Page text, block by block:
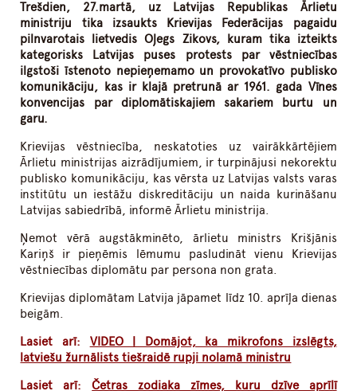
Trešdien, 27.martā, uz Latvijas Republikas Ārlietu
ministriju tika izsaukts Krievijas Federācijas pagaidu
pilnvarotais lietvedis Oļegs Zikovs, kuram tika izteikts
kategorisks Latvijas puses protests par vēstniecības
ilgstoši īstenoto nepieņemamo un provokatīvo publisko
komunikāciju, kas ir klajā pretrunā ar 1961. gada Vīnes
konvencijas par diplomātiskajiem sakariem burtu un
garu.
Krievijas vēstniecība, neskatoties uz vairākkārtējiem
Ārlietu ministrijas aizrādījumiem, ir turpinājusi nekorektu
publisko komunikāciju, kas vērsta uz Latvijas valsts varas
institūtu un iestāžu diskreditāciju un naida kurināšanu
Latvijas sabiedrībā, informē Ārlietu ministrija.
Ņemot vērā augstākminēto, ārlietu ministrs Krišjānis
Kariņš ir pieņēmis lēmumu pasludināt vienu Krievijas
vēstniecības diplomātu par persona non grata.
Krievijas diplomātam Latvija jāpamet līdz 10. aprīļa dienas
beigām.
Lasiet arī: VIDEO | Domājot, ka mikrofons izslēgts,
latviešu žurnālists tiešraidē rupji nolamā ministru
Lasiet arī:Četras zodiaka zīmes, kuru dzīve aprīlī